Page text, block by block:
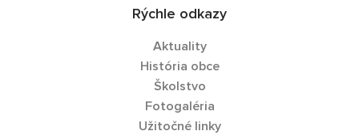
Rýchle odkazy
Aktuality
História obce
Školstvo
Fotogaléria
Užitočné linky